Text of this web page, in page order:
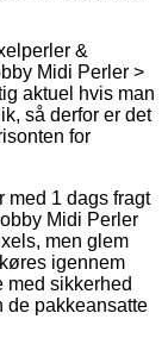
&
Midi Perler >
aktuel hvis man
så derfor er det
for
med 1 dags fragt
Midi Perler
men glem
igennem
med sikkerhed
de pakkeansatte